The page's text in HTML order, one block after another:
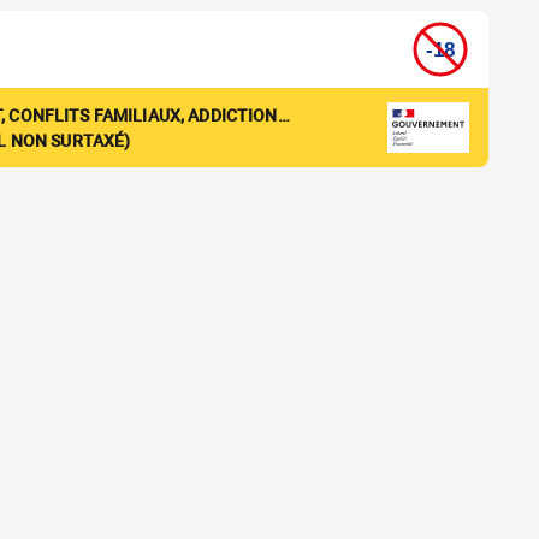
CONFLITS FAMILIAUX, ADDICTION…
NON SURTAXÉ)